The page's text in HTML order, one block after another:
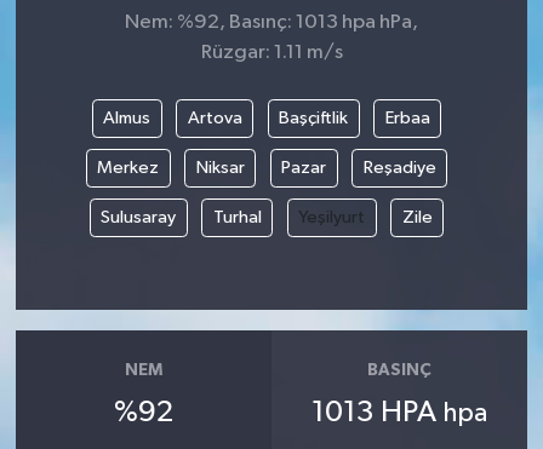
Nem: %92, Basınç: 1013 hpa hPa,
Rüzgar: 1.11 m/s
Almus Artova Başçiftlik Erbaa
Merkez Niksar Pazar Reşadiye
Sulusaray Turhal Yeşilyurt Zile
NEM
%92
BASINÇ
1013 HPA hpa